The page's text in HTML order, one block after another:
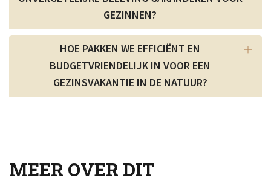
GEZINNEN?
HOE PAKKEN WE EFFICIËNT EN
BUDGETVRIENDELIJK IN VOOR EEN
GEZINSVAKANTIE IN DE NATUUR?
MEER OVER DIT